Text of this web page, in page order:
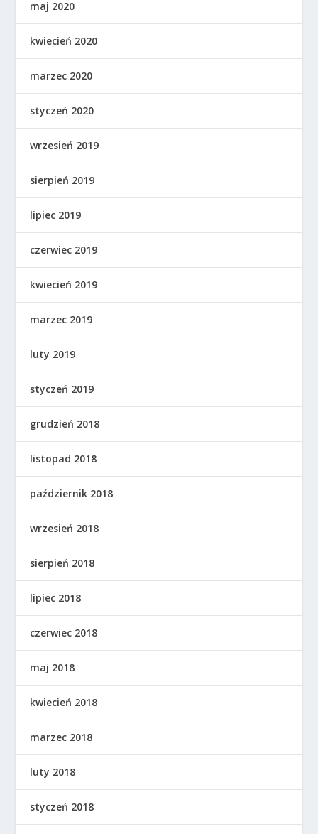
maj 2020
kwiecień 2020
marzec 2020
styczeń 2020
wrzesień 2019
sierpień 2019
lipiec 2019
czerwiec 2019
kwiecień 2019
marzec 2019
luty 2019
styczeń 2019
grudzień 2018
listopad 2018
październik 2018
wrzesień 2018
sierpień 2018
lipiec 2018
czerwiec 2018
maj 2018
kwiecień 2018
marzec 2018
luty 2018
styczeń 2018